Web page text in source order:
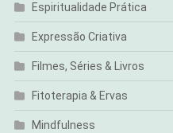
Espiritualidade Prática
Expressão Criativa
Filmes, Séries & Livros
Fitoterapia & Ervas
Mindfulness